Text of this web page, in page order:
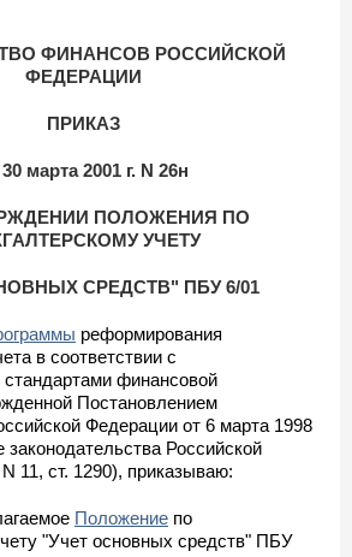
ФИНАНСОВ РОССИЙСКОЙ
ФЕДЕРАЦИИ
ПРИКАЗ
марта 2001 г. N 26н
ПОЛОЖЕНИЯ ПО
УЧЕТУ
СРЕДСТВ" ПБУ 6/01
реформирования
в соответствии с
финансовой
Постановлением
Федерации от 6 марта 1998
законодательства Российской
11, ст. 1290), приказываю:
Положение по
"Учет основных средств" ПБУ